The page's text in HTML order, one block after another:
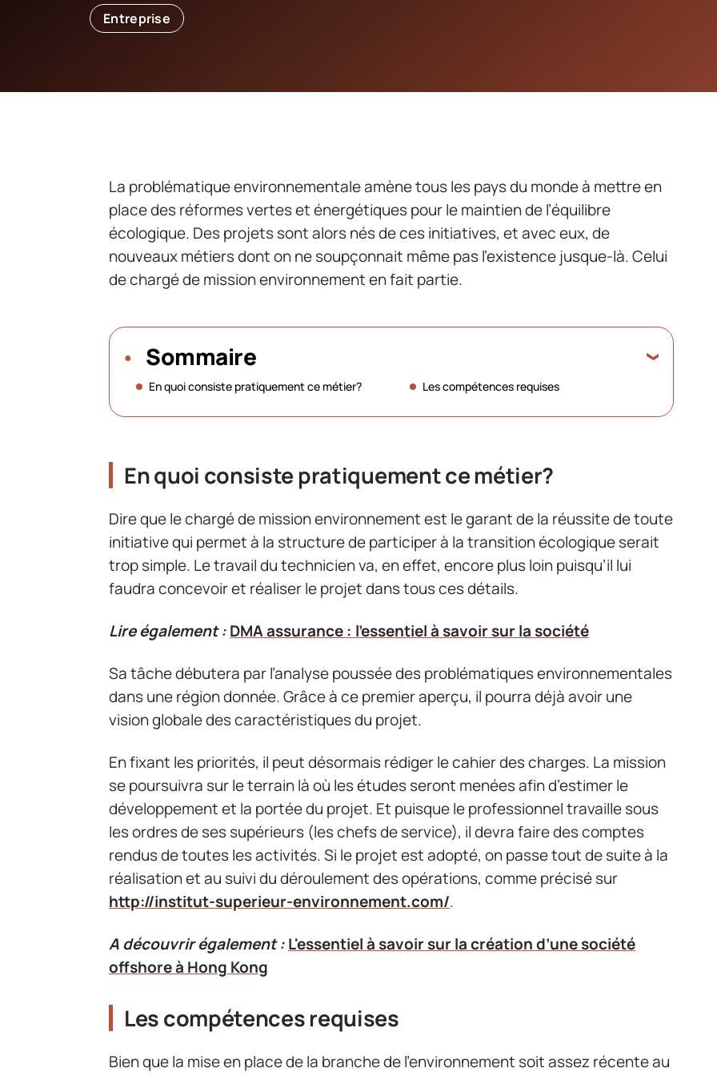
Entreprise
La problématique environnementale amène tous les pays du monde à mettre en
place des réformes vertes et énergétiques pour le maintien de l’équilibre
écologique. Des projets sont alors nés de ces initiatives, et avec eux, de
nouveaux métiers dont on ne soupçonnait même pas l’existence jusque-là. Celui
de chargé de mission environnement en fait partie.
Sommaire
En quoi consiste pratiquement ce métier? Les compétences requises
En quoi consiste pratiquement ce métier?
Dire que le chargé de mission environnement est le garant de la réussite de toute
initiative qui permet à la structure de participer à la transition écologique serait
trop simple. Le travail du technicien va, en effet, encore plus loin puisqu’il lui
faudra concevoir et réaliser le projet dans tous ces détails.
Lire également :DMA assurance : l’essentiel à savoir sur la société
Sa tâche débutera par l’analyse poussée des problématiques environnementales
dans une région donnée. Grâce à ce premier aperçu, il pourra déjà avoir une
vision globale des caractéristiques du projet.
En fixant les priorités, il peut désormais rédiger le cahier des charges. La mission
se poursuivra sur le terrain là où les études seront menées afin d’estimer le
développement et la portée du projet. Et puisque le professionnel travaille sous
les ordres de ses supérieurs (les chefs de service), il devra faire des comptes
rendus de toutes les activités. Si le projet est adopté, on passe tout de suite à la
réalisation et au suivi du déroulement des opérations, comme précisé sur
http://institut-superieur-environnement.com/.
A découvrir également :L'essentiel à savoir sur la création d’une société
offshore à Hong Kong
Les compétences requises
Bien que la mise en place de la branche de l’environnement soit assez récente au